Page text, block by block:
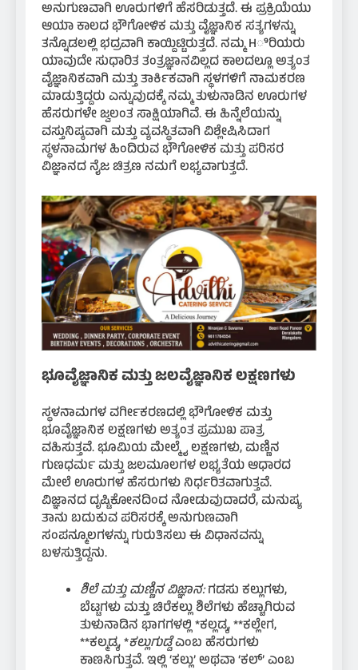
ಅನುಗುಣವಾಗಿ ಊರುಗಳಿಗೆ ಹೆಸರಿಡುತ್ತದೆ. ಈ ಪ್ರಕ್ರಿಯೆಯು
ಆಯಾ ಕಾಲದ ಭೌಗೋಳಿಕ ಮತ್ತು ವೈಜ್ಞಾನಿಕ ಸತ್ಯಗಳನ್ನು
ತನ್ನೊಡಲಲ್ಲಿ ಭದ್ರವಾಗಿ ಕಾಯ್ದಿಟ್ಟಿರುತ್ತದೆ. ನಮ್ಮ Hಿರಿಯರು
ಯಾವುದೇ ಸುಧಾರಿತ ತಂತ್ರಜ್ಞಾನವಿಲ್ಲದ ಕಾಲದಲ್ಲೂ ಅತ್ಯಂತ
ವೈಜ್ಞಾನಿಕವಾಗಿ ಮತ್ತು ತಾರ್ಕಿಕವಾಗಿ ಸ್ಥಳಗಳಿಗೆ ನಾಮಕರಣ
ಮಾಡುತ್ತಿದ್ದರು ಎನ್ನುವುದಕ್ಕೆ ನಮ್ಮ ತುಳುನಾಡಿನ ಊರುಗಳ
ಹೆಸರುಗಳೇ ಜ್ವಲಂತ ಸಾಕ್ಷಿಯಾಗಿವೆ. ಈ ಹಿನ್ನೆಲೆಯನ್ನು
ವಸ್ತುನಿಷ್ಠವಾಗಿ ಮತ್ತು ವ್ಯವಸ್ಥಿತವಾಗಿ ವಿಶ್ಲೇಷಿಸಿದಾಗ
ಸ್ಥಳನಾಮಗಳ ಹಿಂದಿರುವ ಭೌಗೋಳಿಕ ಮತ್ತು ಪರಿಸರ
ವಿಜ್ಞಾನದ ನೈಜ ಚಿತ್ರಣ ನಮಗೆ ಲಭ್ಯವಾಗುತ್ತದೆ.
ಭೂವೈಜ್ಞಾನಿಕ ಮತ್ತು ಜಲವೈಜ್ಞಾನಿಕ ಲಕ್ಷಣಗಳು
ಸ್ಥಳನಾಮಗಳ ವರ್ಗೀಕರಣದಲ್ಲಿ ಭೌಗೋಳಿಕ ಮತ್ತು
ಭೂವೈಜ್ಞಾನಿಕ ಲಕ್ಷಣಗಳು ಅತ್ಯಂತ ಪ್ರಮುಖ ಪಾತ್ರ
ವಹಿಸುತ್ತವೆ. ಭೂಮಿಯ ಮೇಲ್ಮೈ ಲಕ್ಷಣಗಳು, ಮಣ್ಣಿನ
ಗುಣಧರ್ಮ ಮತ್ತು ಜಲಮೂಲಗಳ ಲಭ್ಯತೆಯ ಆಧಾರದ
ಮೇಲೆ ಊರುಗಳ ಹೆಸರುಗಳು ನಿರ್ಧರಿತವಾಗುತ್ತವೆ.
ವಿಜ್ಞಾನದ ದೃಷ್ಟಿಕೋನದಿಂದ ನೋಡುವುದಾದರೆ, ಮನುಷ್ಯ
ತಾನು ಬದುಕುವ ಪರಿಸರಕ್ಕೆ ಅನುಗುಣವಾಗಿ
ಸಂಪನ್ಮೂಲಗಳನ್ನು ಗುರುತಿಸಲು ಈ ವಿಧಾನವನ್ನು
ಬಳಸುತ್ತಿದ್ದನು.
ಶಿಲೆ ಮತ್ತು ಮಣ್ಣಿನ ವಿಜ್ಞಾನ:ಗಡಸು ಕಲ್ಲುಗಳು,
ಬೆಟ್ಟಗಳು ಮತ್ತು ಚಿರೆಕಲ್ಲು ಶಿಲೆಗಳು ಹೆಚ್ಚಾಗಿರುವ
ತುಳುನಾಡಿನ ಭಾಗಗಳಲ್ಲಿ *ಕಲ್ಲಡ್ಕ, **ಕಲ್ಲೇಗ,
**ಕಲ್ಮಡ್ಕ, *ಕಲ್ಲುಗುಡ್ಡೆಎಂಬ ಹೆಸರುಗಳು
ಕಾಣಸಿಗುತ್ತವೆ. ಇಲ್ಲಿ ‘ಕಲ್ಲು’ ಅಥವಾ ‘ಕಲ್’ ಎಂಬ